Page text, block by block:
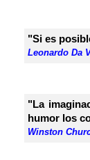
"Si es
Leonardo Da
"La
humor los
Winston